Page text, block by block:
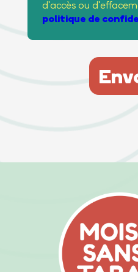
d'accès ou
politique de